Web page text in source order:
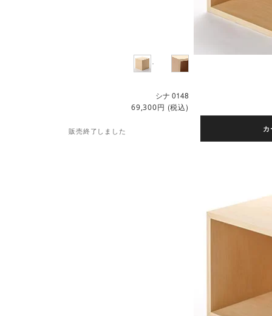
シナ 0148
69,300円 (税込)
販売終了しました カ